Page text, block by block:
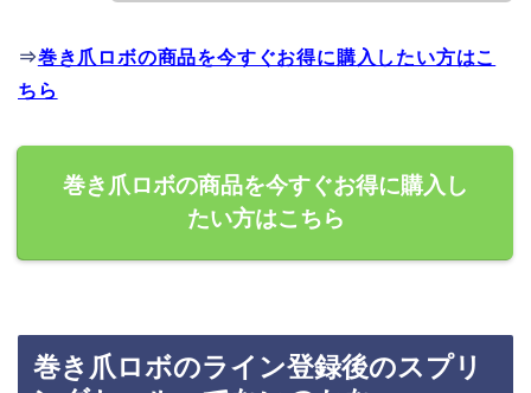
⇒巻き爪ロボの商品を今すぐお得に購入したい方はこ
ちら
巻き爪ロボの商品を今すぐお得に購入し
たい方はこちら
巻き爪ロボのライン登録後のスプリ